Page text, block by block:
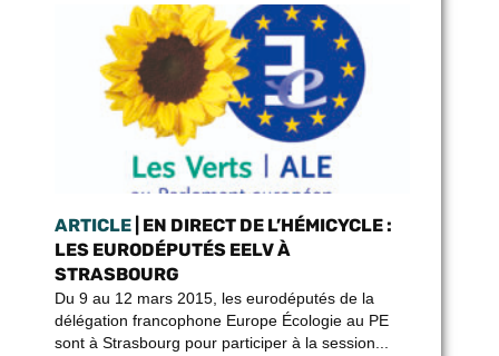
ARTICLE| EN DIRECT DE L’HÉMICYCLE :
LES EURODÉPUTÉS EELV À
STRASBOURG
Du 9 au 12 mars 2015, les eurodéputés de la
délégation francophone Europe Écologie au PE
sont à Strasbourg pour participer à la session...